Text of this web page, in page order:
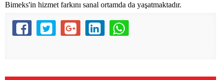
Bimeks'in hizmet farkını sanal ortamda da yaşatmaktadır.